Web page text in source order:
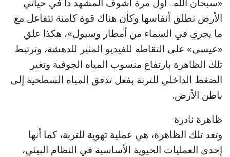
الأرض تطلق أنفاسها وكأن هناك قوة كامنة تتفاعل مع
ما يجري في السماء من أمطار وسيول»، هكذا علق
«عيسى» على التقاطه للفيديو المثير للدهشة، وترتبط
تلك الظاهرة بارتفاع منسوب المياه الجوفية وتغير
الضغط الداخلي للتربة بفعل تدفق المياه السطحية إلى
باطن الأرض.
ظاهرة نادرة
وتعد تلك الظاهرة، هي عملية تهوية للتربة، كما أنها
إحدى العمليات الحيوية الأساسية في النظام البيئي،